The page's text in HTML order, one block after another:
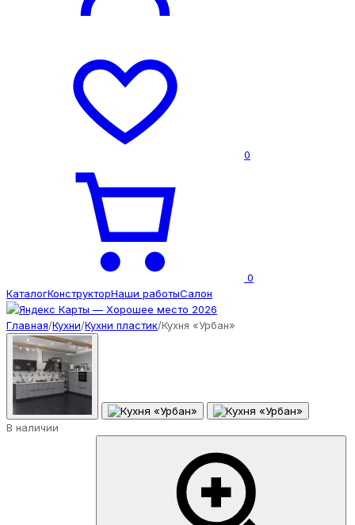
0
0
КаталогКонструкторНаши работыСалон
Главная/Кухни/Кухни пластик/Кухня «Урбан»
В наличии